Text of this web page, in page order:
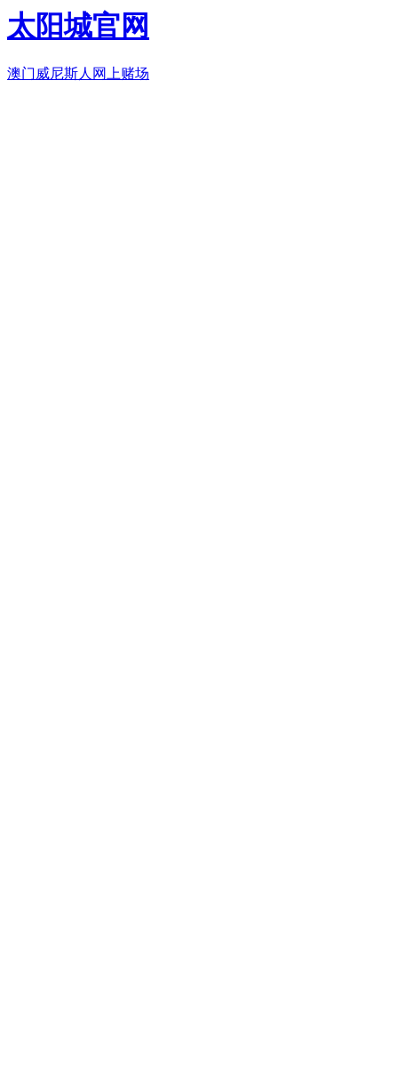
太阳城官网
澳门威尼斯人网上赌场